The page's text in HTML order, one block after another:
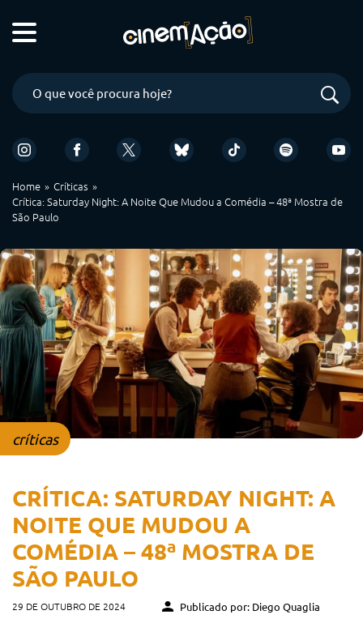
Home
Críticas
Crítica: Saturday Night: A Noite Que Mudou a Comédia – 48ª Mostra de
São Paulo
críticas
CRÍTICA: SATURDAY NIGHT: A
NOITE QUE MUDOU A
COMÉDIA – 48ª MOSTRA DE
SÃO PAULO
29 DE OUTUBRO DE 2024 Publicado por: Diego Quaglia